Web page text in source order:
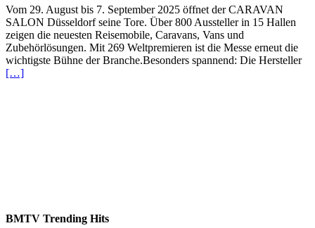
Vom 29. August bis 7. September 2025 öffnet der CARAVAN
SALON Düsseldorf seine Tore. Über 800 Aussteller in 15 Hallen
zeigen die neuesten Reisemobile, Caravans, Vans und
Zubehörlösungen. Mit 269 Weltpremieren ist die Messe erneut die
wichtigste Bühne der Branche.Besonders spannend: Die Hersteller
[…]
BMTV Trending Hits